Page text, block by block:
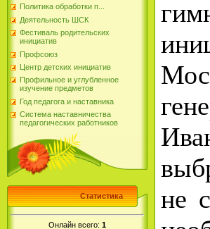
Политика обработки п...
Деятельность ШСК
Фестиваль родительских
инициатив
Профсоюз
Центр детских инициатив
Профильное и углубленное
изучение предметов
Год педагога и наставника
Система наставничества
педагогических работников
Статистика
Онлайн всего: 1
не